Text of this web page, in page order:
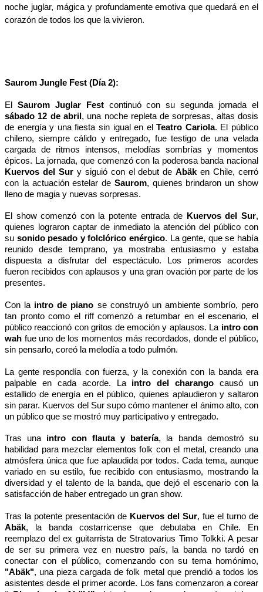
noche juglar, mágica y profundamente emotiva que quedará en el
corazón de todos los que la vivieron.
Saurom Jungle Fest (Día 2):
El Saurom Juglar Festcontinuó con su segunda jornada el
sábado 12 de abril, una noche repleta de sorpresas, altas dosis
de energía y una fiesta sin igual en elTeatro Cariola. El público
chileno, siempre cálido y entregado, fue testigo de una velada
cargada de ritmos intensos, melodías sombrías y momentos
épicos. La jornada, que comenzó con la poderosa banda nacional
Kuervos del Sury siguió con el debut deAbäk en Chile, cerró
con la actuación estelar de Saurom, quienes brindaron un show
lleno de magia y nuevas sorpresas.
El show comenzó con la potente entrada de Kuervos del Sur,
quienes lograron captar de inmediato la atención del público con
su sonido pesado y folclórico enérgico. La gente, que se había
reunido desde temprano, ya mostraba entusiasmo y estaba
dispuesta a disfrutar del espectáculo. Los primeros acordes
fueron recibidos con aplausos y una gran ovación por parte de los
presentes.
Con la intro de piano se construyó un ambiente sombrío, pero
tan pronto como el riff comenzó a retumbar en el escenario, el
público reaccionó con gritos de emoción y aplausos. La intro con
wah fue uno de los momentos más recordados, donde el público,
sin pensarlo, coreó la melodía a todo pulmón.
La gente respondía con fuerza, y la conexión con la banda era
palpable en cada acorde. La intro del charango causó un
estallido de energía en el público, quienes aplaudieron y saltaron
sin parar. Kuervos del Sur supo cómo mantener el ánimo alto, con
un público que se mostró muy participativo y entregado.
Tras una intro con flauta y batería, la banda demostró su
habilidad para mezclar elementos folk con el metal, creando una
atmósfera única que fue aplaudida por todos. Cada tema, aunque
variado en su estilo, fue recibido con entusiasmo, mostrando la
diversidad y el talento de la banda, que dejó el escenario con la
satisfacción de haber entregado un gran show.
Tras la potente presentación de Kuervos del Sur, fue el turno de
Abäk, la banda costarricense que debutaba en Chile. En
reemplazo del ex guitarrista de Stratovarius Timo Tolkki. A pesar
de ser su primera vez en nuestro país, la banda no tardó en
conectar con el público, comenzando con su tema homónimo,
"Abäk", una pieza cargada de folk metal que prendió a todos los
asistentes desde el primer acorde. Los fans comenzaron a corear